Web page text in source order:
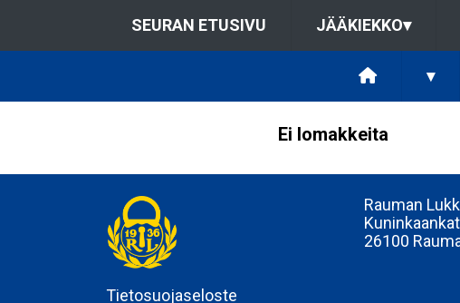
SEURAN ETUSIVU JÄÄKIEKKO▾
▾
Ei lomakkeita
Tietosuojaseloste
Rauman
26100